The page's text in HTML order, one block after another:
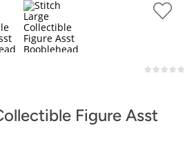
Figure Asst